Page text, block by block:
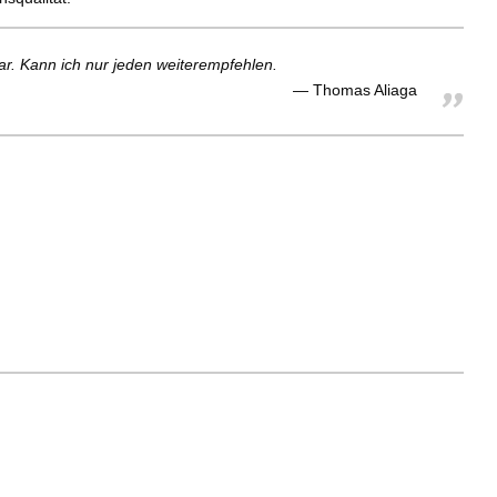
Kann ich nur jeden weiterempfehlen.
Thomas Aliaga